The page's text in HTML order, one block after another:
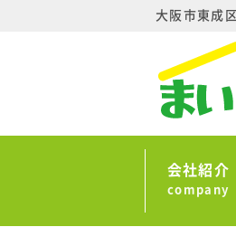
大阪市東成
会社紹介
company